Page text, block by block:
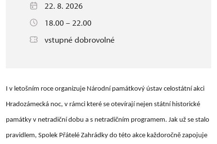
22. 8. 2026
18.00 – 22.00
vstupné dobrovolné
I v letošním roce organizuje Národní památkový ústav celostátní akci
Hradozámecká noc, v rámci které se otevírají nejen státní historické
památky v netradiční dobu a s netradičním programem. Jak už se stalo
pravidlem, Spolek Přátelé Zahrádky do této akce každoročně zapojuje